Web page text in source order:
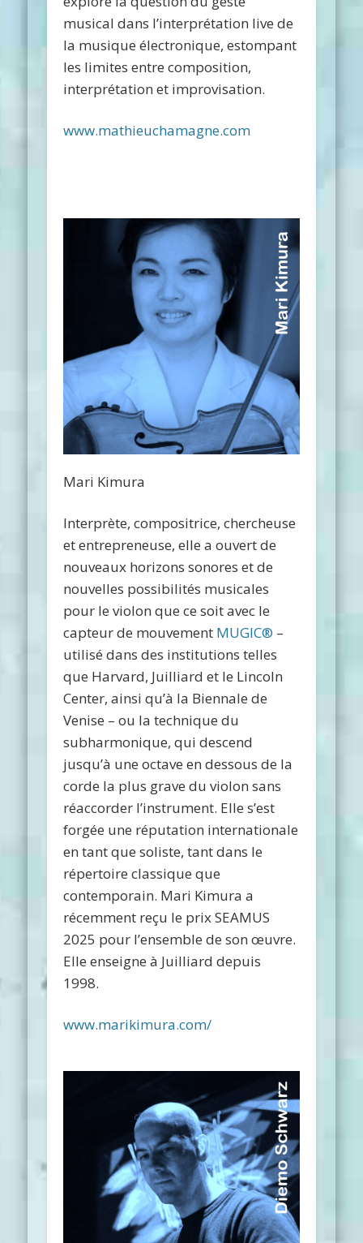
musical dans l’interprétation live de
la musique électronique, estompant
les limites entre composition,
interprétation et improvisation.
www.mathieuchamagne.com
Mari Kimura
Interprète, compositrice, chercheuse
et entrepreneuse, elle a ouvert de
nouveaux horizons sonores et de
nouvelles possibilités musicales
pour le violon que ce soit avec le
capteur de mouvement MUGIC® –
utilisé dans des institutions telles
que Harvard, Juilliard et le Lincoln
Center, ainsi qu’à la Biennale de
Venise – ou la technique du
subharmonique, qui descend
jusqu’à une octave en dessous de la
corde la plus grave du violon sans
réaccorder l’instrument. Elle s’est
forgée une réputation internationale
en tant que soliste, tant dans le
répertoire classique que
contemporain. Mari Kimura a
récemment reçu le prix SEAMUS
2025 pour l’ensemble de son œuvre.
Elle enseigne à Juilliard depuis
1998.
www.marikimura.com/